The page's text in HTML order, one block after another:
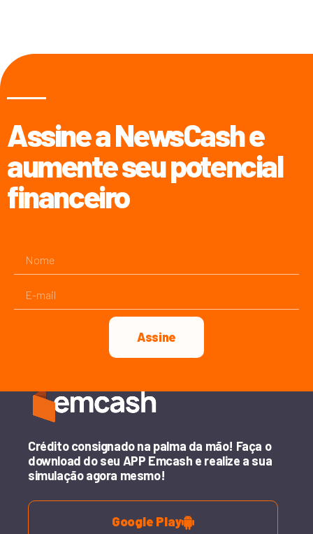
Assine a NewsCash e
aumente seu potencial
financeiro
Assine
Crédito consignado na palma da mão! Faça o
download do seu APP Emcash e realize a sua
simulação agora mesmo!
Google Play